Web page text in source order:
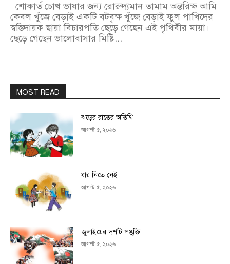
শোকার্ত চোখ ভাষার জন্য রোরুদ্যমান তামাম অন্তরিক্ষ আমি
কেবল খুঁজে বেড়াই একটি বটবৃক্ষ খুঁজে বেড়াই ফুল পাখিদের
স্বস্তিদায়ক ছায়া বিচারপতি ছেড়ে গেছেন এই পৃথিবীর মায়া।
ছেড়ে গেছেন ভালোবাসার মিষ্টি...
MOST READ
ঝড়ের রাতের অতিথি
আগস্ট ৫, ২০২৬
ধার নিতে নেই
আগস্ট ৫, ২০২৬
জুলাইয়ের দশটি পঙ্‌ক্তি
আগস্ট ৫, ২০২৬